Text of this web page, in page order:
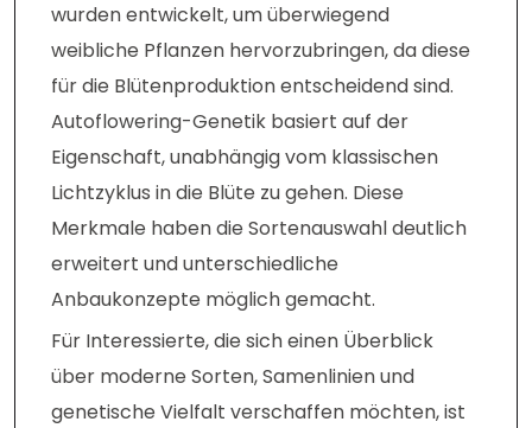
wurden entwickelt, um überwiegend
weibliche Pflanzen hervorzubringen, da diese
für die Blütenproduktion entscheidend sind.
Autoflowering-Genetik basiert auf der
Eigenschaft, unabhängig vom klassischen
Lichtzyklus in die Blüte zu gehen. Diese
Merkmale haben die Sortenauswahl deutlich
erweitert und unterschiedliche
Anbaukonzepte möglich gemacht.
Für Interessierte, die sich einen Überblick
über moderne Sorten, Samenlinien und
genetische Vielfalt verschaffen möchten, ist